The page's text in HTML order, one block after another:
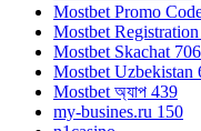
Mostbet Promo
Mostbet
Mostbet Skachat 706
Mostbet Uzbekistan
Mostbet অ্যাপ 439
my-busines.ru 150